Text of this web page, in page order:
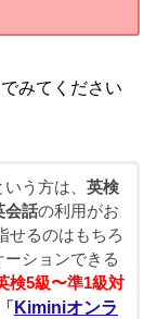
みてください
う方は、 英検
会話の利用がお
せるのはもちろ
ションできる
検5級〜準1級対
「 Kiminiオンラ